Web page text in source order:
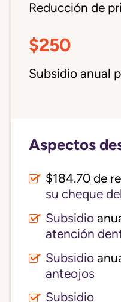
Reducción de
$250
Subsidio anual
Aspectos
$184.70 de
su cheque
Subsidio
atención
Subsidio
anteojos
Subsidio